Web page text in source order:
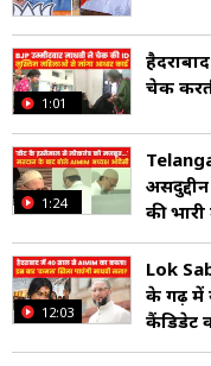
1:01
चेक
1:24
की
12:03
Lok
के गढ़ में
कैंडिडेट